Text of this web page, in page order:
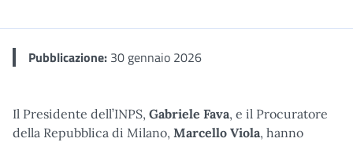
Pubblicazione: 30 gennaio 2026
Il Presidente dell’INPS, Gabriele Fava, e il Procuratore
della Repubblica di Milano, Marcello Viola, hanno